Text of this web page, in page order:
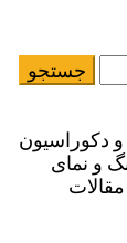
دکوراسیون
و نمای